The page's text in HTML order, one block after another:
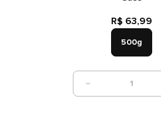
R$ 63,99
500g
1